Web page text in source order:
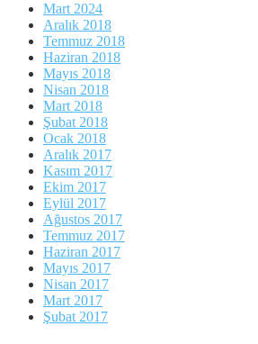
Mart 2024
Aralık 2018
Temmuz 2018
Haziran 2018
Mayıs 2018
Nisan 2018
Mart 2018
Şubat 2018
Ocak 2018
Aralık 2017
Kasım 2017
Ekim 2017
Eylül 2017
Ağustos 2017
Temmuz 2017
Haziran 2017
Mayıs 2017
Nisan 2017
Mart 2017
Şubat 2017